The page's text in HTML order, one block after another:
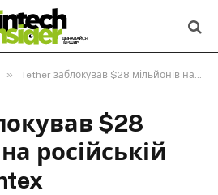
» Tether заблокував $28 мільйонів на російській біржі Garantex
$28
російській